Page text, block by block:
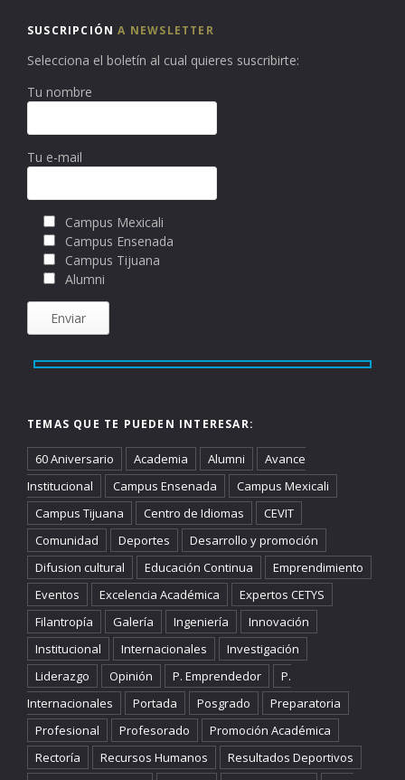
SUSCRIPCIÓNA NEWSLETTER
Selecciona el boletín al cual quieres suscribirte:
Tu nombre
Tu e-mail
Campus Mexicali
Campus Ensenada
Campus Tijuana
Alumni
TEMAS QUE TE PUEDEN INTERESAR:
60 Aniversario Academia Alumni
Avance
Institucional
Campus Ensenada
Campus Mexicali
Campus Tijuana
Centro de Idiomas
CEVIT
Comunidad
Deportes
Desarrollo y promoción
Difusion cultural
Educación Continua
Emprendimiento
Eventos
Excelencia Académica
Expertos CETYS
Filantropía
Galería Ingeniería
Innovación
Institucional
Internacionales
Investigación
Liderazgo
Opinión P. Emprendedor
P.
Internacionales
Portada Posgrado
Preparatoria
Profesional
Profesorado
Promoción Académica
Rectoría
Recursos Humanos
Resultados Deportivos